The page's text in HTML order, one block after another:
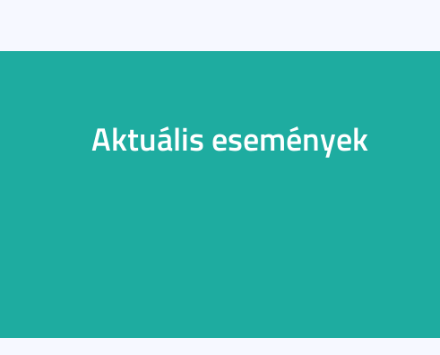
Aktuális események